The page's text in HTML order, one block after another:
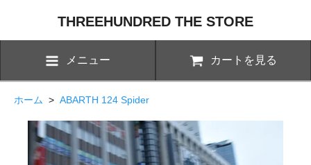
THREEHUNDRED THE STORE
メニュー カートを見る
ホーム > ABARTH 124 Spider